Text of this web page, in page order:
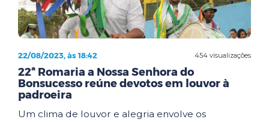
454 visualizações
22/08/2023, às 18:42
22ª Romaria a Nossa Senhora do
Bonsucesso reúne devotos em louvor à
padroeira
Um clima de louvor e alegria envolve os